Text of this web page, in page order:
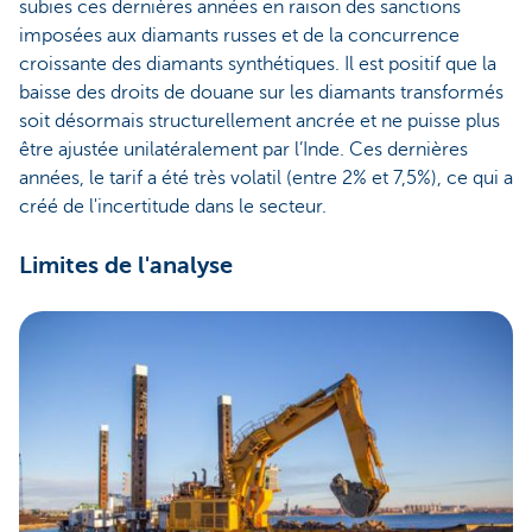
subies ces dernières années en raison des sanctions
imposées aux diamants russes et de la concurrence
croissante des diamants synthétiques. Il est positif que la
baisse des droits de douane sur les diamants transformés
soit désormais structurellement ancrée et ne puisse plus
être ajustée unilatéralement par l’Inde. Ces dernières
années, le tarif a été très volatil (entre 2% et 7,5%), ce qui a
créé de l'incertitude dans le secteur.
Limites de l'analyse